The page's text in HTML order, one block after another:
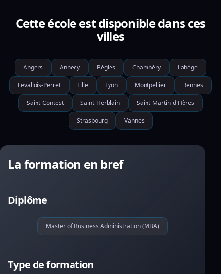
Cette école est disponible dans ces
villes
Angers Annecy Bègles Chambéry Labège
Levallois-Perret Lille Lyon Montpellier Rennes
Saint-Contest Saint-Herblain Saint-Martin-d'Hères
Strasbourg Vannes
La formation en bref
Diplôme
Master of Business Administration (MBA)
Type de formation